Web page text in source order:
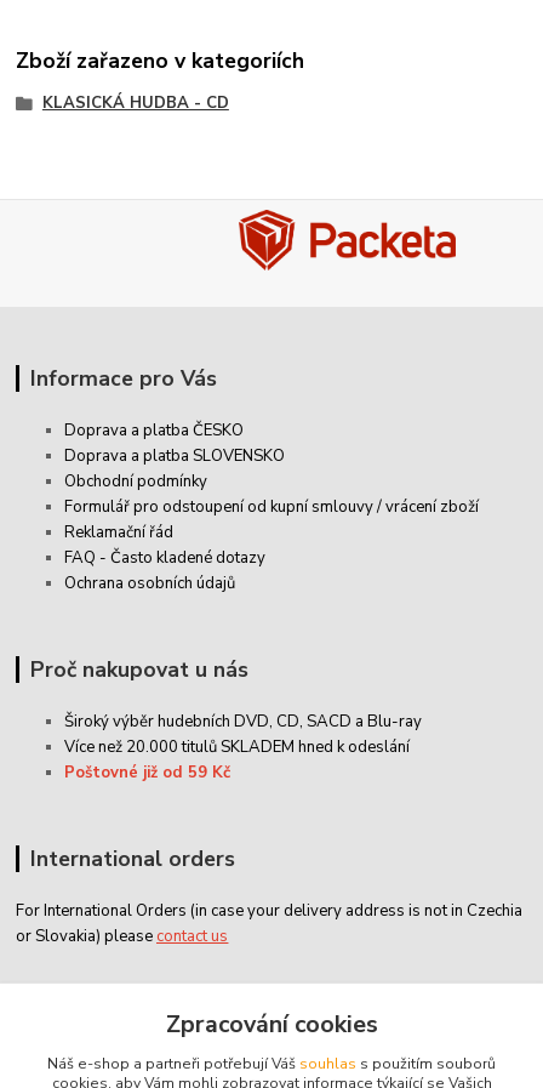
Zboží zařazeno v kategoriích
KLASICKÁ HUDBA - CD
Informace pro Vás
Doprava a platba ČESKO
Doprava a platba SLOVENSKO
Obchodní podmínky
Formulář pro odstoupení od kupní smlouvy / vrácení zboží
Reklamační řád
FAQ - Často kladené dotazy
Ochrana osobních údajů
Proč nakupovat u nás
Široký výběr hudebních DVD, CD,SACD a Blu-ray
Více než 20.000 titulů SKLADEM hned k odeslání
Poštovné již od 59 Kč
International orders
For International Orders (in case your delivery address is not in Czechia
or Slovakia) please contact us
Zákaznický servisZpracování cookies
Náš e-shop a partneři potřebují Váš souhlas s použitím souborů
cookies, aby Vám mohli zobrazovat informace týkající se Vašich